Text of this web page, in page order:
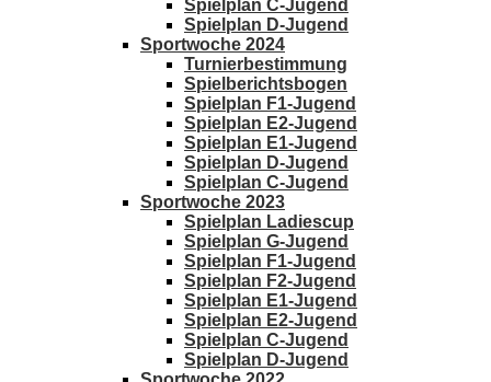
Spielplan C-Jugend
Spielplan D-Jugend
Sportwoche 2024
Turnierbestimmung
Spielberichtsbogen
Spielplan F1-Jugend
Spielplan E2-Jugend
Spielplan E1-Jugend
Spielplan D-Jugend
Spielplan C-Jugend
Sportwoche 2023
Spielplan Ladiescup
Spielplan G-Jugend
Spielplan F1-Jugend
Spielplan F2-Jugend
Spielplan E1-Jugend
Spielplan E2-Jugend
Spielplan C-Jugend
Spielplan D-Jugend